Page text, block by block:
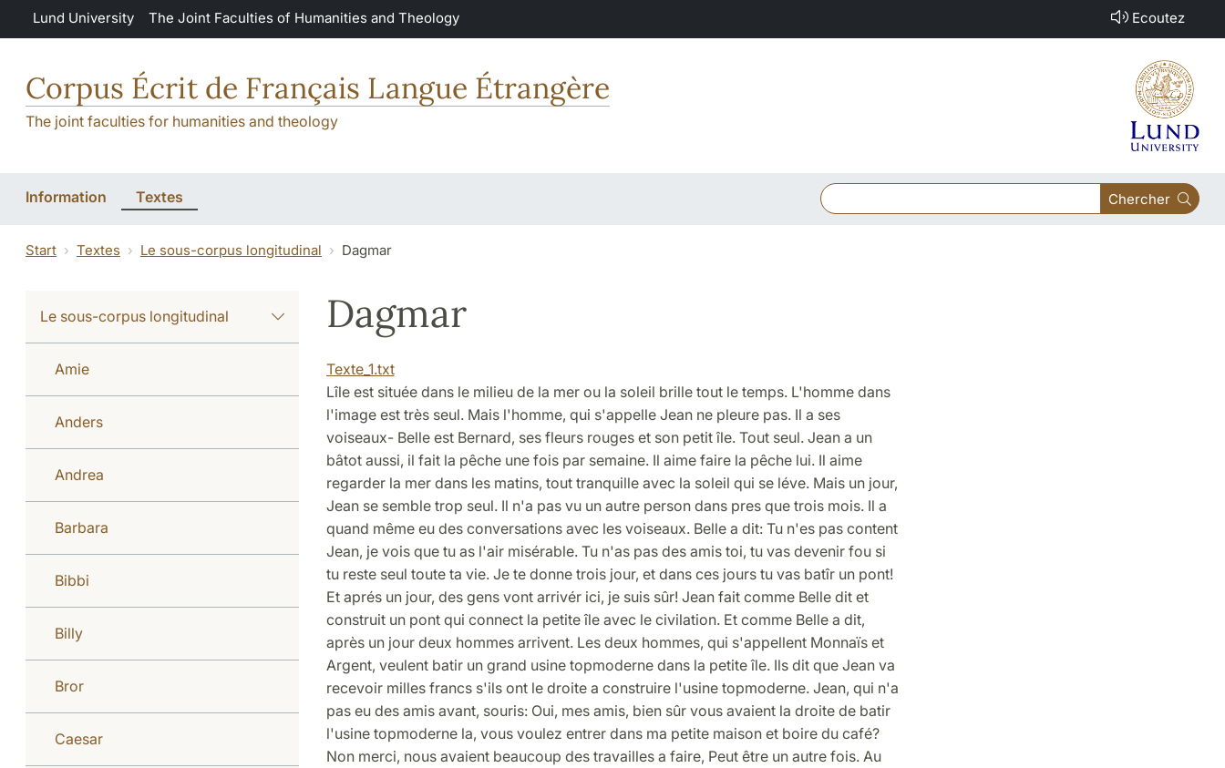
Skip to main content
Lund University The Joint Faculties of Humanities and Theology Ecoutez
Corpus Écrit de Français Langue Étrangère
The joint faculties for humanities and theology
Information Textes Chercher
Start Textes Le sous-corpus longitudinal Dagmar
Le sous-corpus longitudinal
Amie
Anders
Andrea
Barbara
Bibbi
Billy
Bror
Caesar
Dagmar
Texte_1.txt
Lîle est située dans le milieu de la mer ou la soleil brille tout le temps. L'homme dans
l'image est très seul. Mais l'homme, qui s'appelle Jean ne pleure pas. Il a ses
voiseaux- Belle est Bernard, ses fleurs rouges et son petit île. Tout seul. Jean a un
bâtot aussi, il fait la pêche une fois par semaine. Il aime faire la pêche lui. Il aime
regarder la mer dans les matins, tout tranquille avec la soleil qui se léve. Mais un jour,
Jean se semble trop seul. Il n'a pas vu un autre person dans pres que trois mois. Il a
quand même eu des conversations avec les voiseaux. Belle a dit: Tu n'es pas content
Jean, je vois que tu as l'air misérable. Tu n'as pas des amis toi, tu vas devenir fou si
tu reste seul toute ta vie. Je te donne trois jour, et dans ces jours tu vas batîr un pont!
Et aprés un jour, des gens vont arrivér ici, je suis sûr! Jean fait comme Belle dit et
construit un pont qui connect la petite île avec le civilation. Et comme Belle a dit,
après un jour deux hommes arrivent. Les deux hommes, qui s'appellent Monnaïs et
Argent, veulent batir un grand usine topmoderne dans la petite île. Ils dit que Jean va
recevoir milles francs s'ils ont le droite a construire l'usine topmoderne. Jean, qui n'a
pas eu des amis avant, souris: Oui, mes amis, bien sûr vous avaient la droite de batir
l'usine topmoderne la, vous voulez entrer dans ma petite maison et boire du café?
Non merci, nous avaient beaucoup des travailles a faire, Peut être un autre fois. Au